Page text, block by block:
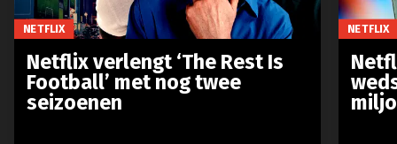
NETFLIX
Netflix verlengt ‘The Rest Is
Football’ met nog twee
seizoenen
NETFLIX